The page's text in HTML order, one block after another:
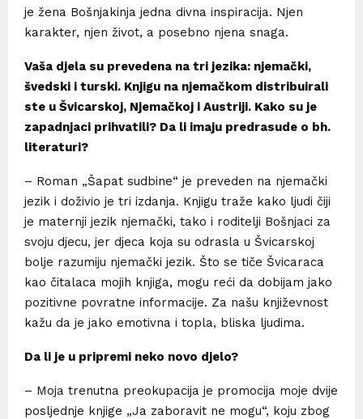
je žena Bošnjakinja jedna divna inspiracija. Njen
karakter, njen život, a posebno njena snaga.
Vaša djela su prevedena na tri jezika: njemački,
švedski i turski. Knjigu na njemačkom distribuirali
ste u Švicarskoj, Njemačkoj i Austriji. Kako su je
zapadnjaci prihvatili? Da li imaju predrasude o bh.
literaturi?
– Roman „Šapat sudbine“ je preveden na njemački
jezik i doživio je tri izdanja. Knjigu traže kako ljudi čiji
je maternji jezik njemački, tako i roditelji Bošnjaci za
svoju djecu, jer djeca koja su odrasla u Švicarskoj
bolje razumiju njemački jezik. Što se tiče Švicaraca
kao čitalaca mojih knjiga, mogu reći da dobijam jako
pozitivne povratne informacije. Za našu književnost
kažu da je jako emotivna i topla, bliska ljudima.
Da li je u pripremi neko novo djelo?
– Moja trenutna preokupacija je promocija moje dvije
posljednje knjige „Ja zaboravit ne mogu“, koju zbog